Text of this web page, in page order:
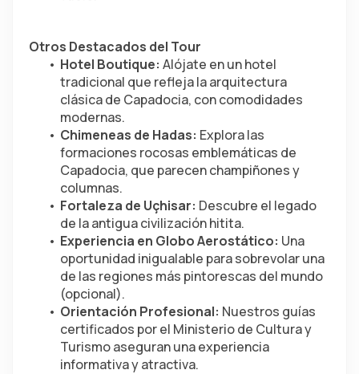
Otros Destacados del Tour
Hotel Boutique: Alójate en un hotel
tradicional que refleja la arquitectura
clásica de Capadocia, con comodidades
modernas.
Chimeneas de Hadas: Explora las
formaciones rocosas emblemáticas de
Capadocia, que parecen champiñones y
columnas.
Fortaleza de Uçhisar: Descubre el legado
de la antigua civilización hitita.
Experiencia en Globo Aerostático: Una
oportunidad inigualable para sobrevolar una
de las regiones más pintorescas del mundo
(opcional).
Orientación Profesional: Nuestros guías
certificados por el Ministerio de Cultura y
Turismo aseguran una experiencia
informativa y atractiva.